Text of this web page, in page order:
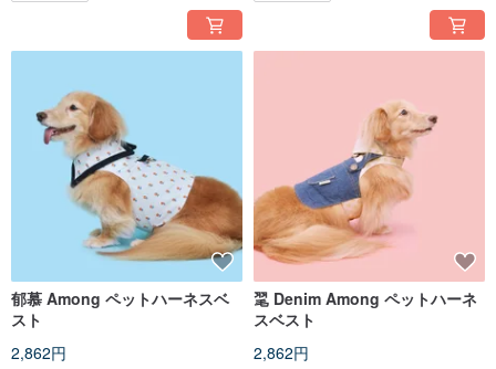
郁慕 Among ペットハーネスベ
スト
2,862円
毣 Denim Among ペットハーネ
スベスト
2,862円